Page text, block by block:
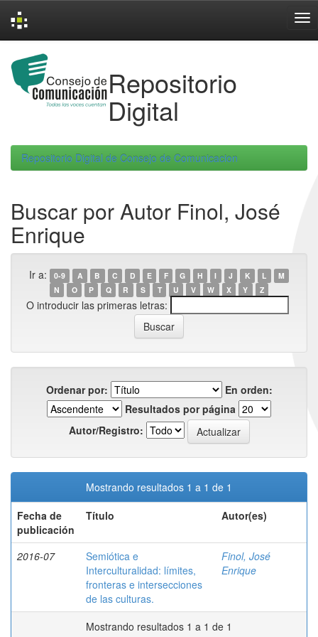
navigation
Repositorio
Digital
Repositorio Digital de Consejo de Comunicacion
Buscar por Autor Finol, José
Enrique
Ir a: 0-9 A B C D E F G H I J K L
M
N
O P Q R S T U V W X Y Z
O introducir las primeras letras:
Ordenar por:
En orden:
Resultados por página
Autor/Registro:
Mostrando resultados 1 a 1 de 1
Fecha de
publicación
Título Autor(es)
2016-07
Semiótica e
Interculturalidad: límites,
fronteras e intersecciones
de las culturas.
Finol, José
Enrique
Mostrando resultados 1 a 1 de 1